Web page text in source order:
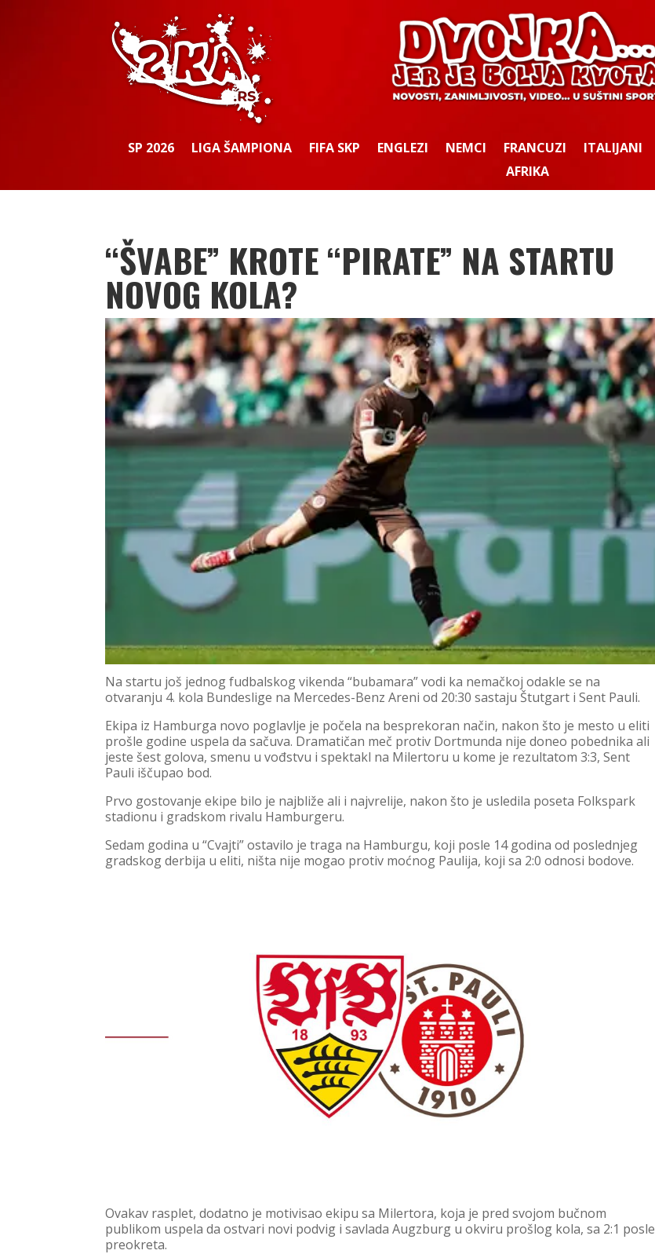
SP 2026 LIGA ŠAMPIONA FIFA SKP ENGLEZI NEMCI FRANCUZI ITALIJANI
AFRIKA
“ŠVABE” KROTE “PIRATE” NA STARTU
NOVOG KOLA?
Na startu još jednog fudbalskog vikenda “bubamara” vodi ka nemačkoj odakle se na
otvaranju 4. kola Bundeslige na Mercedes-Benz Areni od 20:30 sastaju Štutgart i Sent Pauli.
Ekipa iz Hamburga novo poglavlje je počela na besprekoran način, nakon što je mesto u eliti
prošle godine uspela da sačuva. Dramatičan meč protiv Dortmunda nije doneo pobednika ali
jeste šest golova, smenu u vođstvu i spektakl na Milertoru u kome je rezultatom 3:3, Sent
Pauli iščupao bod.
Prvo gostovanje ekipe bilo je najbliže ali i najvrelije, nakon što je usledila poseta Folkspark
stadionu i gradskom rivalu Hamburgeru.
Sedam godina u “Cvajti” ostavilo je traga na Hamburgu, koji posle 14 godina od poslednjeg
gradskog derbija u eliti, ništa nije mogao protiv moćnog Paulija, koji sa 2:0 odnosi bodove.
Ovakav rasplet, dodatno je motivisao ekipu sa Milertora, koja je pred svojom bučnom
publikom uspela da ostvari novi podvig i savlada Augzburg u okviru prošlog kola, sa 2:1 posle
preokreta.